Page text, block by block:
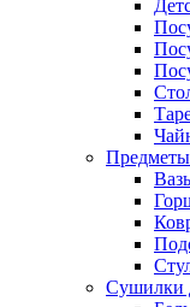
Предметы
Сушилки